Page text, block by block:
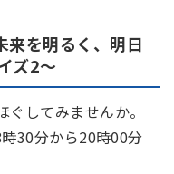
来を明るく、明日
ズ2～
してみませんか。
30分から20時00分